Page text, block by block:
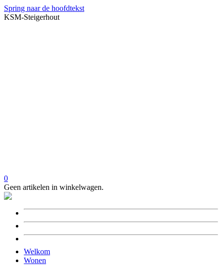
Spring naar de hoofdtekst
KSM-Steigerhout
0
Geen artikelen in winkelwagen.
Welkom
Wonen